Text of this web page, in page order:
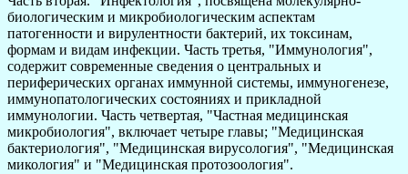
биологическим и микробиологическим аспектам
патогенности и вирулентности бактерий, их токсинам,
формам и видам инфекции. Часть третья, "Иммунология",
содержит современные сведения о центральных и
периферических органах иммунной системы, иммуногенезе,
иммунопатологических состояниях и прикладной
иммунологии. Часть четвертая, "Частная медицинская
микробиология", включает четыре главы; "Медицинская
бактериология", "Медицинская вирусология", "Медицинская
микология" и "Медицинская протозоология".